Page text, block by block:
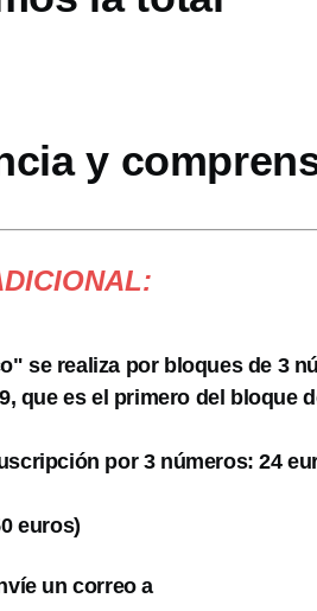
y
se realiza por bloques de 3
que es el primero del bloque
por 3 números: 24
euros)
un correo a